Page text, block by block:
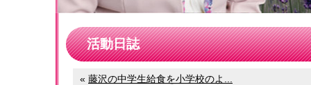
活動日誌
« 藤沢の中学生給食を小学校のよ...